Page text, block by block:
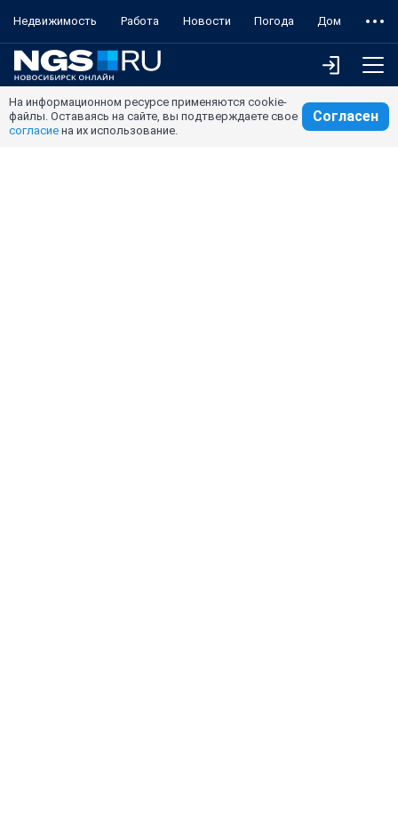
Недвижимость Работа Новости Погода Дом
На информационном ресурсе применяются cookie-
файлы. Оставаясь на сайте, вы подтверждаете свое
согласие на их использование.
Согласен